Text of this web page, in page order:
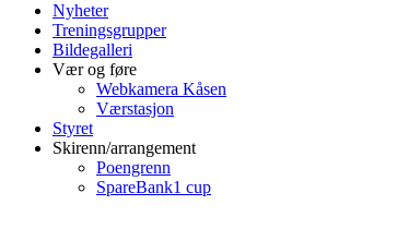
Nyheter
Treningsgrupper
Bildegalleri
Vær og føre
Webkamera Kåsen
Værstasjon
Styret
Skirenn/arrangement
Poengrenn
SpareBank1 cup